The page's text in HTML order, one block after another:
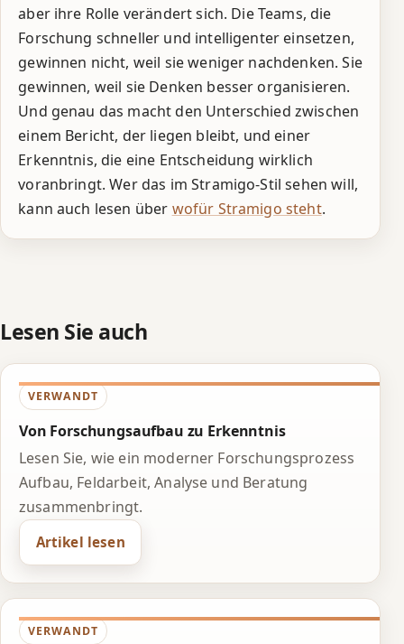
aber ihre Rolle verändert sich. Die Teams, die
Forschung schneller und intelligenter einsetzen,
gewinnen nicht, weil sie weniger nachdenken. Sie
gewinnen, weil sie Denken besser organisieren.
Und genau das macht den Unterschied zwischen
einem Bericht, der liegen bleibt, und einer
Erkenntnis, die eine Entscheidung wirklich
voranbringt. Wer das im Stramigo-Stil sehen will,
kann auch lesen über wofür Stramigo steht.
Lesen Sie auch
VERWANDT
Von Forschungsaufbau zu Erkenntnis
Lesen Sie, wie ein moderner Forschungsprozess
Aufbau, Feldarbeit, Analyse und Beratung
zusammenbringt.
Artikel lesen
VERWANDT